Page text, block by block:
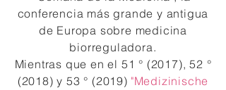
conferencia más grande y antigua
de Europa sobre medicina
biorreguladora.
Mientras que en el 51 ° (2017), 52 °
(2018) y 53 ° (2019) "Medizinische